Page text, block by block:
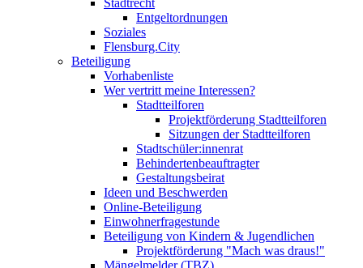
Stadtrecht
Entgeltordnungen
Soziales
Flensburg.City
Beteiligung
Vorhabenliste
Wer vertritt meine Interessen?
Stadtteilforen
Projektförderung Stadtteilforen
Sitzungen der Stadtteilforen
Stadtschüler:innenrat
Behindertenbeauftragter
Gestaltungsbeirat
Ideen und Beschwerden
Online-Beteiligung
Einwohnerfragestunde
Beteiligung von Kindern & Jugendlichen
Projektförderung "Mach was draus!"
Mängelmelder (TBZ)